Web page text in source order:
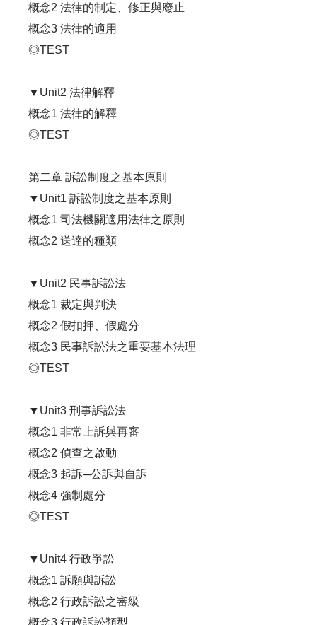
概念2 法律的制定、修正與廢止
概念3 法律的適用
◎TEST
▼Unit2 法律解釋
概念1 法律的解釋
◎TEST
第二章 訴訟制度之基本原則
▼Unit1 訴訟制度之基本原則
概念1 司法機關適用法律之原則
概念2 送達的種類
▼Unit2 民事訴訟法
概念1 裁定與判決
概念2 假扣押、假處分
概念3 民事訴訟法之重要基本法理
◎TEST
▼Unit3 刑事訴訟法
概念1 非常上訴與再審
概念2 偵查之啟動
概念3 起訴─公訴與自訴
概念4 強制處分
◎TEST
▼Unit4 行政爭訟
概念1 訴願與訴訟
概念2 行政訴訟之審級
概念3 行政訴訟類型